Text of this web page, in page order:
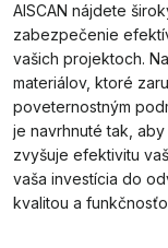
AISCAN nájdete
zabezpečenie
vašich projektoch.
materiálov, ktoré
poveternostným
je navrhnuté tak,
zvyšuje efektivitu
vaša investícia do
kvalitou a